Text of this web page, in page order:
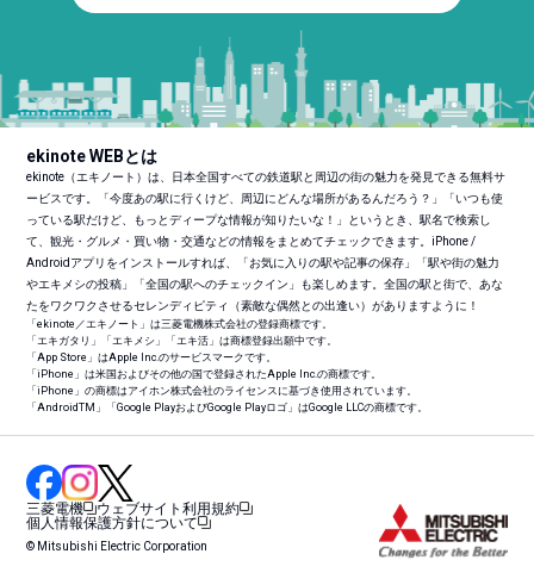
ekinote WEBとは
ekinote（エキノート）は、日本全国すべての鉄道駅と周辺の街の魅力を発見できる無料サ
ービスです。「今度あの駅に行くけど、周辺にどんな場所があるんだろう？」「いつも使
っている駅だけど、もっとディープな情報が知りたいな！」というとき、駅名で検索し
て、観光・グルメ・買い物・交通などの情報をまとめてチェックできます。iPhone /
Androidアプリをインストールすれば、「お気に入りの駅や記事の保存」「駅や街の魅力
やエキメシの投稿」「全国の駅へのチェックイン」も楽しめます。全国の駅と街で、あな
たをワクワクさせるセレンディピティ（素敵な偶然との出逢い）がありますように！
「ekinote／エキノート」は三菱電機株式会社の登録商標です。
「エキガタリ」「エキメシ」「エキ活」は商標登録出願中です。
「App Store」はApple Inc.のサービスマークです。
「iPhone」は米国およびその他の国で登録されたApple Inc.の商標です。
「iPhone」の商標はアイホン株式会社のライセンスに基づき使用されています。
「AndroidTM 」「Google PlayおよびGoogle Playロゴ」はGoogle LLCの商標です。
三菱電機
ウェブサイト利用規約
個人情報保護方針について
© Mitsubishi Electric Corporation